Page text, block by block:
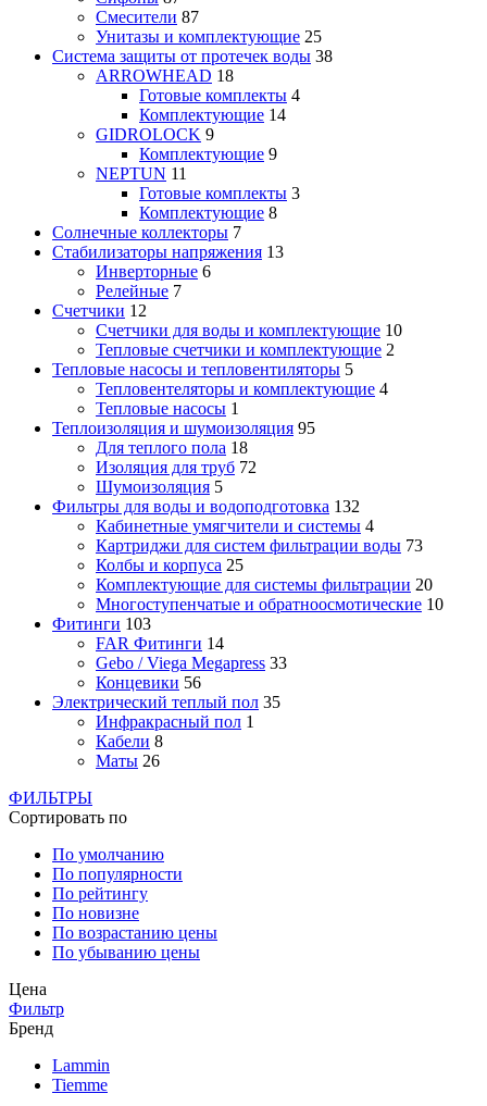
Смесители 87
Унитазы и комплектующие 25
Система защиты от протечек воды 38
ARROWHEAD 18
Готовые комплекты 4
Комплектующие 14
GIDROLOCK 9
Комплектующие 9
NEPTUN 11
Готовые комплекты 3
Комплектующие 8
Солнечные коллекторы 7
Стабилизаторы напряжения 13
Инверторные 6
Релейные 7
Счетчики 12
Счетчики для воды и комплектующие 10
Тепловые счетчики и комплектующие 2
Тепловые насосы и тепловентиляторы 5
Тепловентеляторы и комплектующие 4
Тепловые насосы 1
Теплоизоляция и шумоизоляция 95
Для теплого пола 18
Изоляция для труб 72
Шумоизоляция 5
Фильтры для воды и водоподготовка 132
Кабинетные умягчители и системы 4
Картриджи для систем фильтрации воды 73
Колбы и корпуса 25
Комплектующие для системы фильтрации 20
Многоступенчатые и обратноосмотические 10
Фитинги 103
FAR Фитинги 14
Gebo / Viega Megapress 33
Концевики 56
Электрический теплый пол 35
Инфракрасный пол 1
Кабели 8
Маты 26
ФИЛЬТРЫ
Сортировать по
По умолчанию
По популярности
По рейтингу
По новизне
По возрастанию цены
По убыванию цены
Цена
Фильтр
Бренд
Lammin
Tiemme